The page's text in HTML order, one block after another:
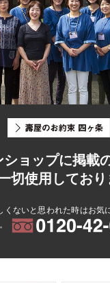
ショップに掲載
切使用しており
くないと思われた時はお気